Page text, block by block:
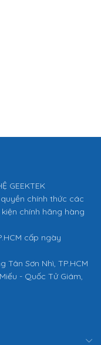
GEEKTEK
chính thức các
chính hãng hàng
cấp ngày
Tân Sơn Nhì, TP.HCM
- Quốc Tử Giám,